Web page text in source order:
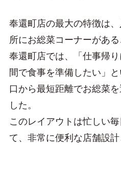
奉還町店の最大の特徴は
所にお総菜コーナーがある
奉還町店では、「仕事帰
間で食事を準備したい」
口から最短距離でお総菜
した。
このレイアウトは忙しい
て、非常に便利な店舗設計